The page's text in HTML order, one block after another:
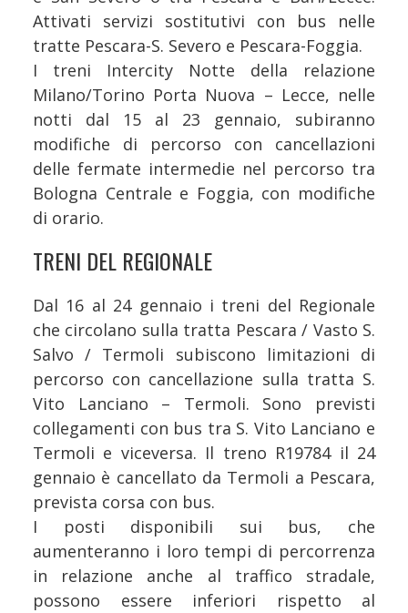
Attivati servizi sostitutivi con bus nelle
tratte Pescara-S. Severo e Pescara-Foggia.
I treni Intercity Notte della relazione
Milano/Torino Porta Nuova – Lecce, nelle
notti dal 15 al 23 gennaio, subiranno
modifiche di percorso con cancellazioni
delle fermate intermedie nel percorso tra
Bologna Centrale e Foggia, con modifiche
di orario.
TRENI DEL REGIONALE
Dal 16 al 24 gennaio i treni del Regionale
che circolano sulla tratta Pescara / Vasto S.
Salvo / Termoli subiscono limitazioni di
percorso con cancellazione sulla tratta S.
Vito Lanciano – Termoli. Sono previsti
collegamenti con bus tra S. Vito Lanciano e
Termoli e viceversa. Il treno R19784 il 24
gennaio è cancellato da Termoli a Pescara,
prevista corsa con bus.
I posti disponibili sui bus, che
aumenteranno i loro tempi di percorrenza
in relazione anche al traffico stradale,
possono essere inferiori rispetto al